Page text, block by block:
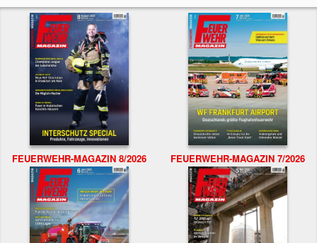
FEUERWEHR-MAGAZIN 8/2026 FEUERWEHR-MAGAZIN 7/2026